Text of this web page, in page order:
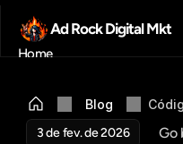
Ad Rock Digital Mkt
Home
Blog
Contato
Blog
3 de fev. de 2026
Go